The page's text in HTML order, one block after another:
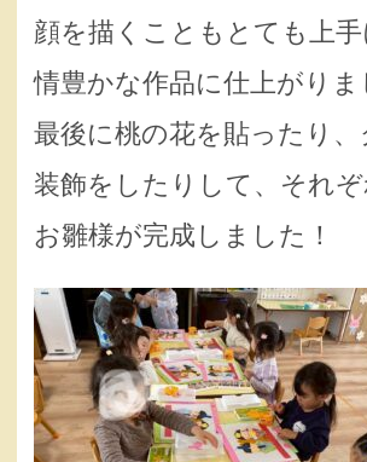
顔を描くこともとても上
情豊かな作品に仕上がりま
最後に桃の花を貼ったり
装飾をしたりして、それ
お雛様が完成しました！